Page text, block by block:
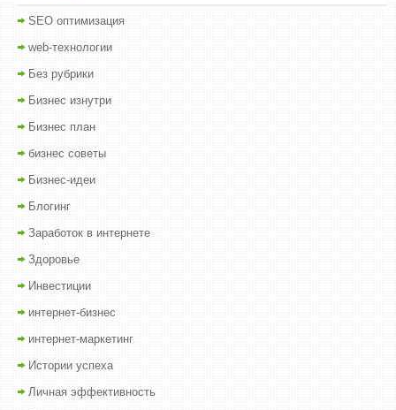
SEO оптимизация
web-технологии
Без рубрики
Бизнес изнутри
Бизнес план
бизнес советы
Бизнес-идеи
Блогинг
Заработок в интернете
Здоровье
Инвестиции
интернет-бизнес
интернет-маркетинг
Истории успеха
Личная эффективность